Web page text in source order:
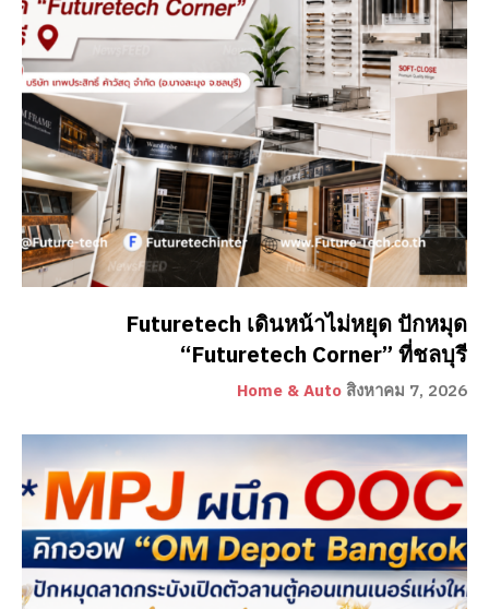
Futuretech เดินหน้าไม่หยุด ปักหมุด
“Futuretech Corner” ที่ชลบุรี
Home & Auto สิงหาคม 7, 2026